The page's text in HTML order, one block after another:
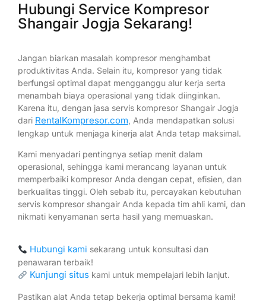
Hubungi Service Kompresor
Shangair Jogja Sekarang!
Jangan biarkan masalah kompresor menghambat
produktivitas Anda. Selain itu, kompresor yang tidak
berfungsi optimal dapat mengganggu alur kerja serta
menambah biaya operasional yang tidak diinginkan.
Karena itu, dengan jasa servis kompresor Shangair Jogja
dari RentalKompresor.com , Anda mendapatkan solusi
lengkap untuk menjaga kinerja alat Anda tetap maksimal.
Kami menyadari pentingnya setiap menit dalam
operasional, sehingga kami merancang layanan untuk
memperbaiki kompresor Anda dengan cepat, efisien, dan
berkualitas tinggi. Oleh sebab itu, percayakan kebutuhan
servis kompresor shangair Anda kepada tim ahli kami, dan
nikmati kenyamanan serta hasil yang memuaskan.
Hubungi kami sekarang untuk konsultasi dan
penawaran terbaik!
Kunjungi situskami untuk mempelajari lebih lanjut.
Pastikan alat Anda tetap bekerja optimal bersama kami!